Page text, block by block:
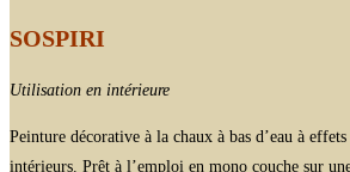
SOSPIRI
Utilisation en intérieure
Peinture décorative à la chaux à bas d’eau à
intérieurs. Prêt à l’emploi en mono couche sur